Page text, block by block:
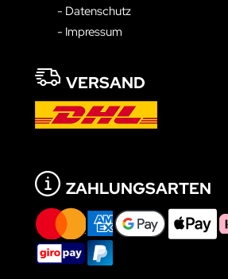
- Datenschutz
- Impressum
VERSAND
ZAHLUNGSARTEN